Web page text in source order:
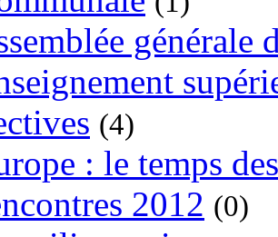
générale
(4)
: le temps
2012 (0)